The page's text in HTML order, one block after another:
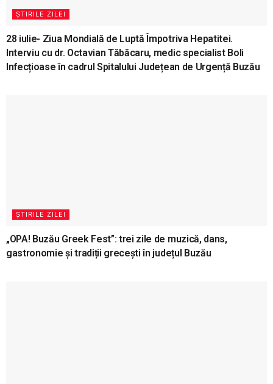
ȘTIRILE ZILEI
28 iulie- Ziua Mondială de Luptă Împotriva Hepatitei.
Interviu cu dr. Octavian Tăbăcaru, medic specialist Boli
Infecțioase în cadrul Spitalului Județean de Urgență Buzău
ȘTIRILE ZILEI
„OPA! Buzău Greek Fest”: trei zile de muzică, dans,
gastronomie și tradiții grecești în județul Buzău